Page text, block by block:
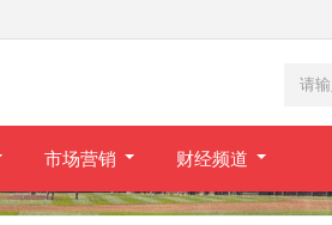
市场营销 财经频道